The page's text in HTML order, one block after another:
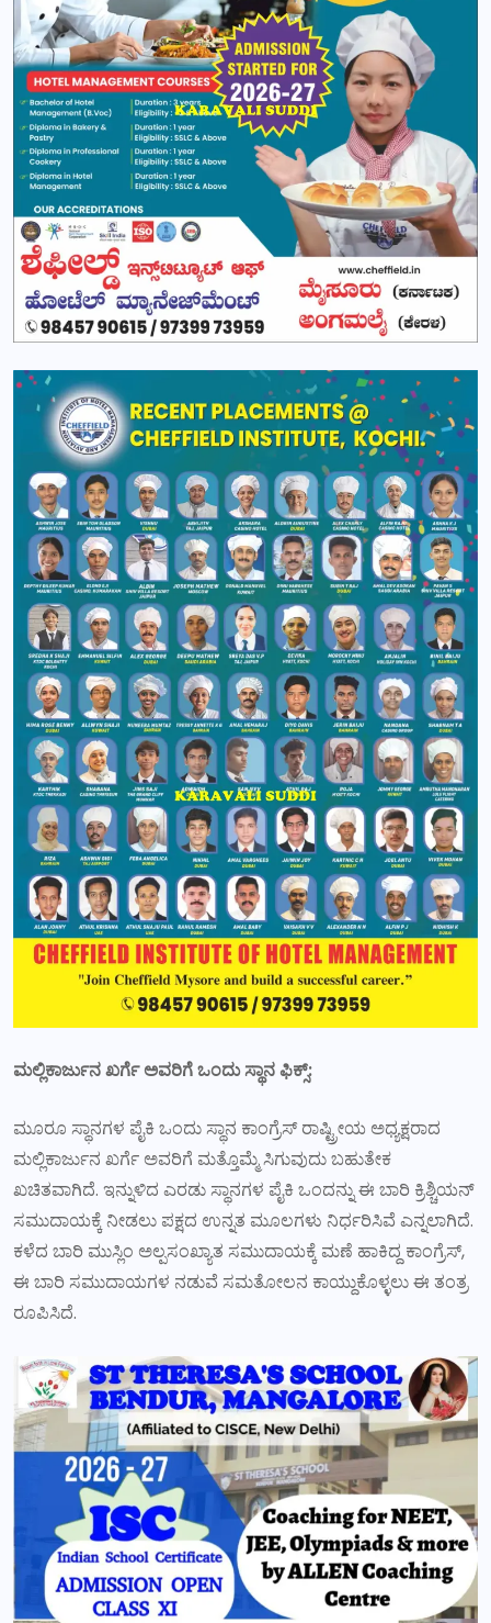
ಮಲ್ಲಿಕಾರ್ಜುನ ಖರ್ಗೆ ಅವರಿಗೆ ಒಂದು ಸ್ಥಾನ ಫಿಕ್ಸ್:
ಮೂರೂ ಸ್ಥಾನಗಳ ಪೈಕಿ ಒಂದು ಸ್ಥಾನ ಕಾಂಗ್ರೆಸ್ ರಾಷ್ಟ್ರೀಯ ಅಧ್ಯಕ್ಷರಾದ
ಮಲ್ಲಿಕಾರ್ಜುನ ಖರ್ಗೆ ಅವರಿಗೆ ಮತ್ತೊಮ್ಮೆ ಸಿಗುವುದು ಬಹುತೇಕ
ಖಚಿತವಾಗಿದೆ. ಇನ್ನುಳಿದ ಎರಡು ಸ್ಥಾನಗಳ ಪೈಕಿ ಒಂದನ್ನು ಈ ಬಾರಿ ಕ್ರಿಶ್ಚಿಯನ್
ಸಮುದಾಯಕ್ಕೆ ನೀಡಲು ಪಕ್ಷದ ಉನ್ನತ ಮೂಲಗಳು ನಿರ್ಧರಿಸಿವೆ ಎನ್ನಲಾಗಿದೆ.
ಕಳೆದ ಬಾರಿ ಮುಸ್ಲಿಂ ಅಲ್ಪಸಂಖ್ಯಾತ ಸಮುದಾಯಕ್ಕೆ ಮಣೆ ಹಾಕಿದ್ದ ಕಾಂಗ್ರೆಸ್,
ಈ ಬಾರಿ ಸಮುದಾಯಗಳ ನಡುವೆ ಸಮತೋಲನ ಕಾಯ್ದುಕೊಳ್ಳಲು ಈ ತಂತ್ರ
ರೂಪಿಸಿದೆ.